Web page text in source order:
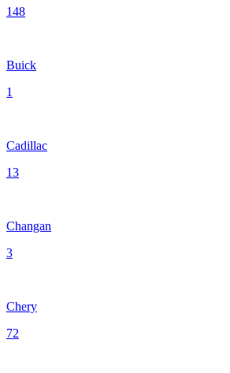
148
Buick
1
Cadillac
13
Changan
3
Chery
72